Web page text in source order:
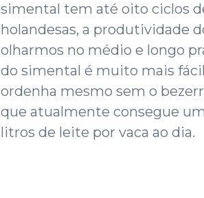
simental tem até oito ciclos
holandesas, a produtividade
olharmos no médio e longo
do simental é muito mais
ordenha mesmo sem o
que atualmente consegue
litros de leite por vaca ao dia.